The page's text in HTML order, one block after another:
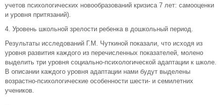
учетов психологических новообразований кризиса 7 лет: самооценки
и уровня притязаний).
4. Уровень школьной зрелости ребенка в дошкольный период.
Результаты исследований Г.М. Чуткиной показали, что исходя из
уровня развития каждого из перечисленных показателей, молено
выделить три уровня социально-психологической адаптации к школе.
В описании каждого уровня адаптации нами будут выделены
возрастно-психологические особенности шести- и семилетних
учеников.